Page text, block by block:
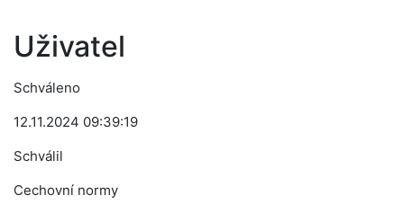
Uživatel
Schváleno
12.11.2024 09:39:19
Schválil
Cechovní normy